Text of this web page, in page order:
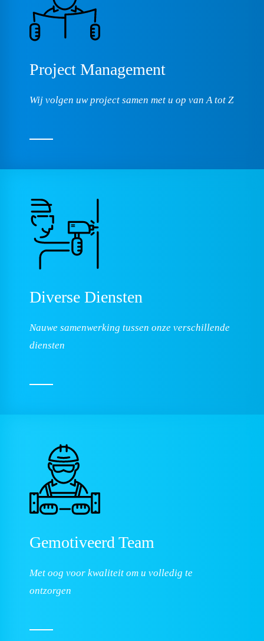
Project Management
Wij volgen uw project samen met u op van A tot Z
Diverse Diensten
Nauwe samenwerking tussen onze verschillende
diensten
Gemotiveerd Team
Met oog voor kwaliteit om u volledig te
ontzorgen